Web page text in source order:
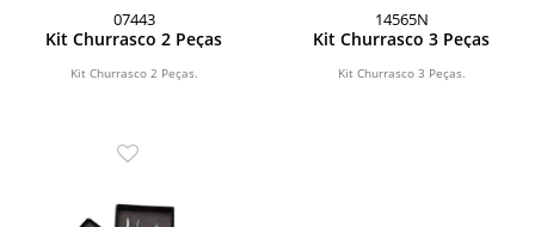
07443
Kit Churrasco 2 Peças
Kit Churrasco 2 Peças.
14565N
Kit Churrasco 3 Peças
Kit Churrasco 3 Peças.